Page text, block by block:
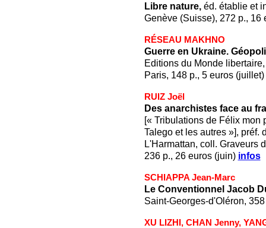
Libre nature,éd. établie et
Genève (Suisse), 272 p., 16
RÉSEAU MAKHNO
Guerre en Ukraine.
Editions du Monde
Paris, 148 p., 5 euros (juillet)
RUIZ Joël
Des anarchistes face au
[« Tribulations de Félix mon
Talego et les autres »], préf.
L'Harmattan, coll. Graveurs
236 p., 26 euros (juin) infos
SCHIAPPA Jean-Marc
Le Conventionnel Jacob
Saint-Georges-d'Oléron,
XU LIZHI, CHAN Jenny,